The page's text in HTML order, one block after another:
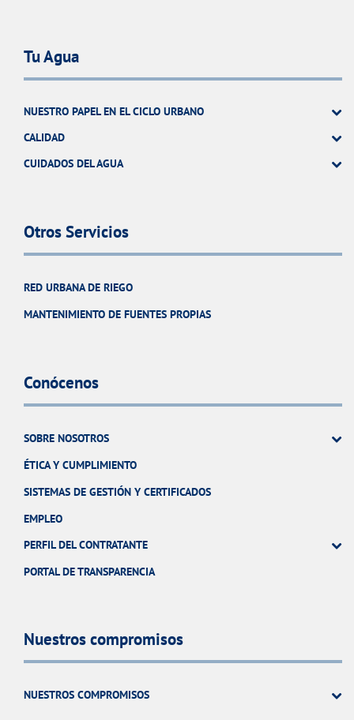
Tu Agua
NUESTRO PAPEL EN EL CICLO URBANO
CALIDAD
CUIDADOS DEL AGUA
Otros Servicios
RED URBANA DE RIEGO
MANTENIMIENTO DE FUENTES PROPIAS
Conócenos
SOBRE NOSOTROS
ÉTICA Y CUMPLIMIENTO
SISTEMAS DE GESTIÓN Y CERTIFICADOS
EMPLEO
PERFIL DEL CONTRATANTE
PORTAL DE TRANSPARENCIA
Nuestros compromisos
NUESTROS COMPROMISOS